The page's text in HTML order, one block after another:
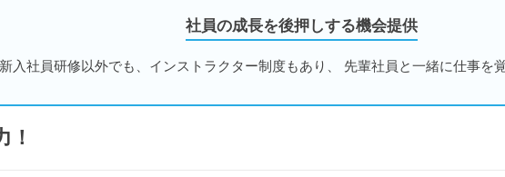
社員の成長を後押しする機会提供
新入社員研修以外でも、インストラクター制度もあり、 先輩社員と一緒に仕事を
！